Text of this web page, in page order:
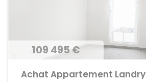
109 495 €
Achat Appartement Landry